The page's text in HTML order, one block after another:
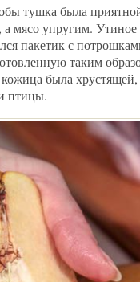
тушка была
мясо упругим.
пакетик с
таким
была хрустящей,
птицы.